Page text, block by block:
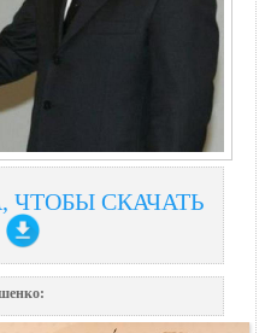
СКАЧАТЬ